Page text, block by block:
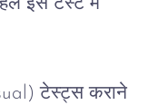
इस टेस्ट में
टेस्ट्स कराने